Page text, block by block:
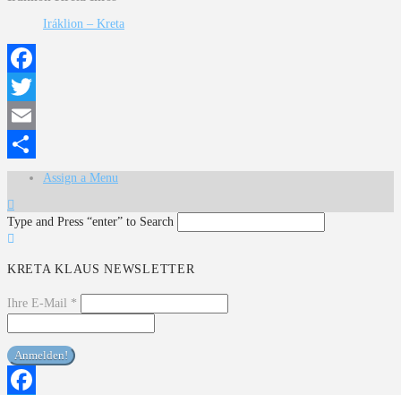
Iráklion – Kreta
Facebook
Twitter
Email
Teilen Assign a Menu
Type and Press “enter” to Search
KRETA KLAUS NEWSLETTER
Ihre E-Mail *